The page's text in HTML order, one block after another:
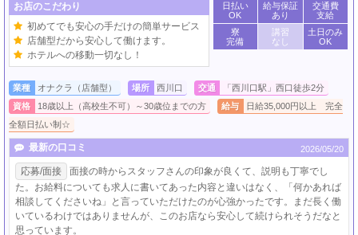
お店のこだわり
初めてでも安心の手だけの簡単サービス
店舗型だから安心して働けます。
ホテルへの移動一切なし！
日払い
OK
給与保証
あり
交通費
支給
寮
完備
講習
なし
土日のみ
OK
業種 オナクラ（店舗型） 場所 西川口 交通
「西川口駅」西口徒歩2分
資格
18歳以上（高校生不可）～30歳位までの方 給与
日給35,000円以上 完全
全額日払い制☆
最新の口コミ 2026/05/20
応募/面接
面接の時からスタッフさんの印象が良くて、説明も丁寧でし
た。お給料についても求人に書いてあった内容と違いはなく、「何かあれば
相談してくださいね」と言っていただけたのが心強かったです。まだ長く働
いているわけではありませんが、このお店なら安心して続けられそうだなと
思っています。